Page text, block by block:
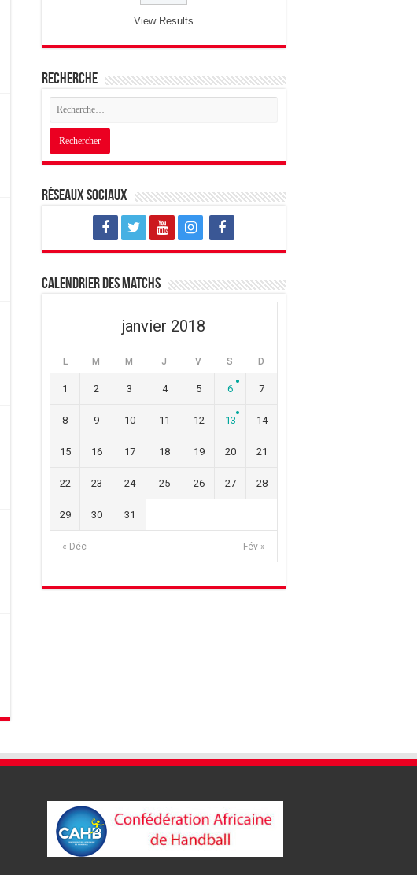
View Results
Recherche
Réseaux sociaux
Calendrier des matchs
janvier 2018
L M M J V S D
« Déc Fév »
1 2 3 4 5 6 7
8 9 10 11 12 13 14
15 16 17 18 19 20 21
22 23 24 25 26 27 28
29 30 31